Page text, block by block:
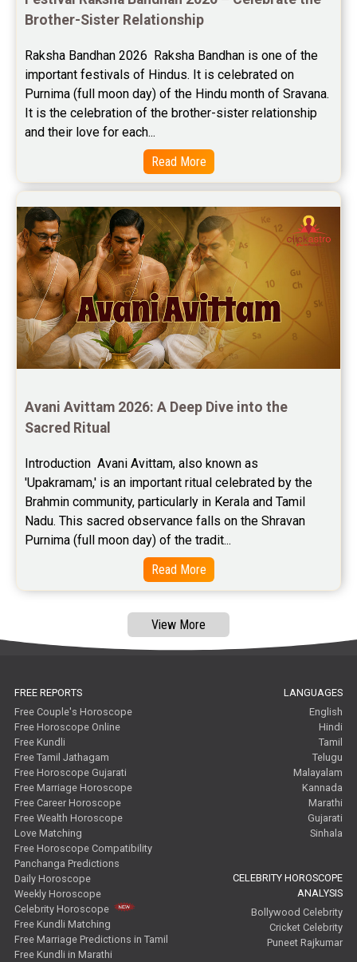
Yoga Predictions Reviews
Rahu Ketu Transit Predictions Reviews
Jupiter Transit Predictions Reviews
Free Horoscope Reviews
Free Horoscope Compatibility Reviews
Free Career Horoscope Reviews
Stock Market Predictions Reviews
Free Wealth Horoscope Reviews
Free Marriage Horoscope Reviews
Free Star Horoscope Reviews
Baby Names Reviews
Free Chinese Compatibility Reviews
Free Feng Shui Reviews
Free Panchanga Predictions Reviews
Astrology Consultancy Reviews
Free Janam Kundali Reviews
Free Astrology Reviews
Brother-Sister Relationship
Raksha Bandhan 2026  Raksha Bandhan is one of the
important festivals of Hindus. It is celebrated on
Purnima (full moon day) of the Hindu month of Sravana.
It is the celebration of the brother-sister relationship
and their love for each...
Read More
Avani Avittam 2026: A Deep Dive into the
Sacred Ritual
Introduction  Avani Avittam, also known as
'Upakramam,' is an important ritual celebrated by the
Brahmin community, particularly in Kerala and Tamil
Nadu. This sacred observance falls on the Shravan
Purnima (full moon day) of the tradit...
Read More
View More
FREE REPORTS
Free Couple's Horoscope
Free Horoscope Online
Free Kundli
Free Tamil Jathagam
Free Horoscope Gujarati
Free Marriage Horoscope
Free Career Horoscope
Free Wealth Horoscope
Love Matching
Free Horoscope Compatibility
Panchanga Predictions
Daily Horoscope
Weekly Horoscope
Celebrity Horoscope
Free Kundli Matching
Free Marriage Predictions in Tamil
Free Kundli in Marathi
LANGUAGES
English
Hindi
Tamil
Telugu
Malayalam
Kannada
Marathi
Gujarati
Sinhala
CELEBRITY HOROSCOPE
ANALYSIS
Bollywood Celebrity
Cricket Celebrity
Puneet Rajkumar